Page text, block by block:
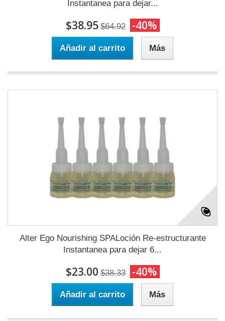
Instantanea para dejar...
$38.95 $64.92 -40%
Añadir al carrito Más
Alter Ego Nourishing SPALoción Re-estructurante
Instantanea para dejar 6...
$23.00 $38.33 -40%
Añadir al carrito Más